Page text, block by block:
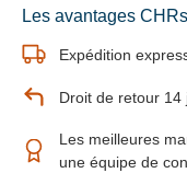
Les avantages
Expédition
Droit de retour 14
Les meilleures
une équipe de